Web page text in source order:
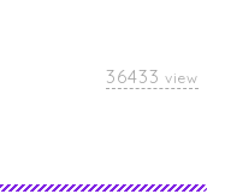
36433 view